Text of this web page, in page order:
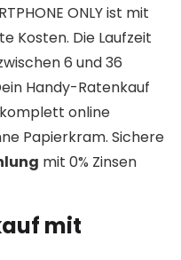
ONLY ist mit
Kosten. Die Laufzeit
6 und 36
Handy-Ratenkauf
online
Papierkram. Sichere
mit 0% Zinsen
mit